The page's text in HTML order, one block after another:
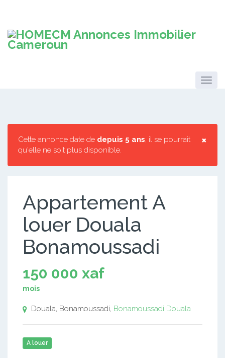
×
Cette annonce date de depuis 5 ans, il se pourrait
qu'elle ne soit plus disponible.
Appartement A
louer Douala
Bonamoussadi
150 000 xaf
mois
Douala, Bonamoussadi, Bonamoussadi Douala
A louer